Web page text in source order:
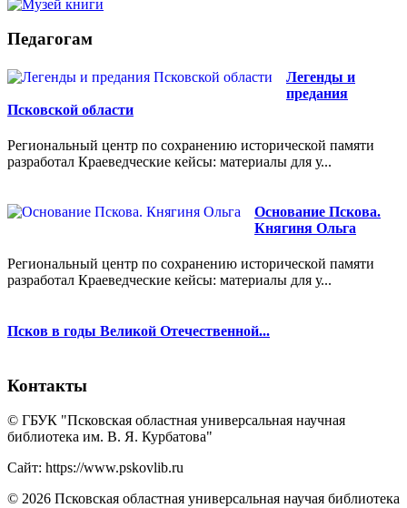
Педагогам
Легенды и
предания
Псковской области
Региональный центр по сохранению исторической памяти
разработал Краеведческие кейсы: материалы для у...
Основание Пскова.
Княгиня Ольга
Региональный центр по сохранению исторической памяти
разработал Краеведческие кейсы: материалы для у...
Псков в годы Великой Отечественной...
Контакты
© ГБУК "Псковская областная универсальная научная
библиотека им. В. Я. Курбатова"
Сайт: https://www.pskovlib.ru
© 2026 Псковская областная универсальная научая библиотека